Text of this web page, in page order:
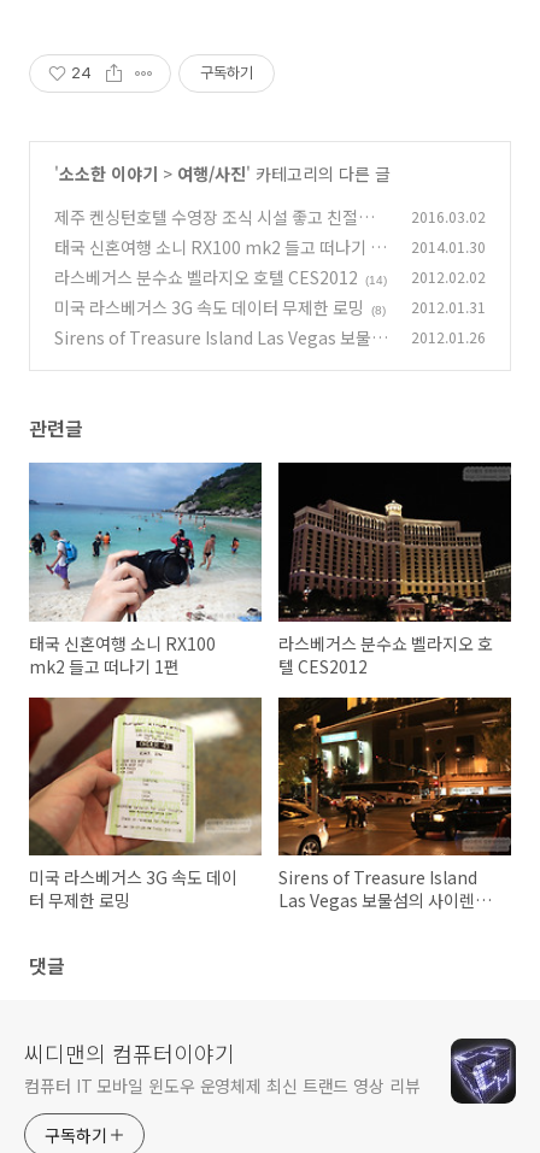
24 구독하기
'소소한 이야기 > 여행/사진' 카테고리의 다른 글
제주 켄싱턴호텔 수영장 조식 시설 좋고 친절한
사진 다수
(5)
2016.03.02
태국 신혼여행 소니 RX100 mk2 들고 떠나기 1
편 (9)
2014.01.30
라스베거스 분수쇼 벨라지오 호텔 CES2012 (14) 2012.02.02
미국 라스베거스 3G 속도 데이터 무제한 로밍 (8) 2012.01.31
Sirens of Treasure Island Las Vegas 보물섬
2012.01.26
관련글
태국 신혼여행 소니 RX100
mk2 들고 떠나기 1편
라스베거스 분수쇼 벨라지오 호
텔 CES2012
미국 라스베거스 3G 속도 데이
터 무제한 로밍
Sirens of Treasure Island
Las Vegas 보물섬의 사이렌
댓글
씨디맨의 컴퓨터이야기
컴퓨터 IT 모바일 윈도우 운영체제 최신 트랜드 영상 리뷰
구독하기